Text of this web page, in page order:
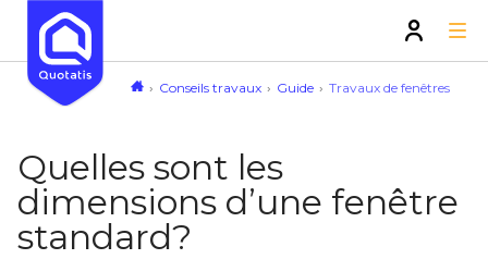
Conseils travaux Guide Travaux de fenêtres
Quelles sont les
dimensions d’une fenêtre
standard?